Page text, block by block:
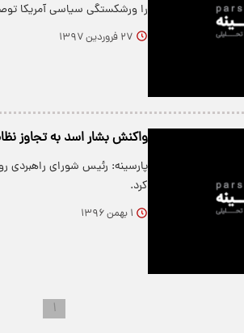
را ورشکستگی سیاسی آمریکا
۲۷ فروردین ۱۳۹۷
واکنش بشار اسد به تجاوز
پارسینه: رئیس شورای راهبردی
کرد.
۱ بهمن ۱۳۹۶
۱